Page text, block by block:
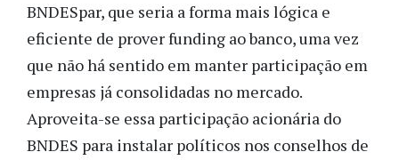
BNDESpar, que seria a forma mais lógica e
eficiente de prover funding ao banco, uma vez
que não há sentido em manter participação em
empresas já consolidadas no mercado.
Aproveita-se essa participação acionária do
BNDES para instalar políticos nos conselhos de